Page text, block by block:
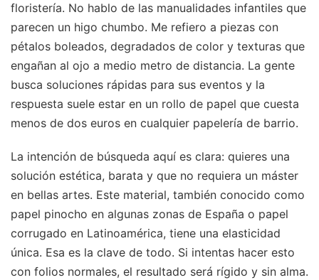
floristería. No hablo de las manualidades infantiles que
parecen un higo chumbo. Me refiero a piezas con
pétalos boleados, degradados de color y texturas que
engañan al ojo a medio metro de distancia. La gente
busca soluciones rápidas para sus eventos y la
respuesta suele estar en un rollo de papel que cuesta
menos de dos euros en cualquier papelería de barrio.
La intención de búsqueda aquí es clara: quieres una
solución estética, barata y que no requiera un máster
en bellas artes. Este material, también conocido como
papel pinocho en algunas zonas de España o papel
corrugado en Latinoamérica, tiene una elasticidad
única. Esa es la clave de todo. Si intentas hacer esto
con folios normales, el resultado será rígido y sin alma.